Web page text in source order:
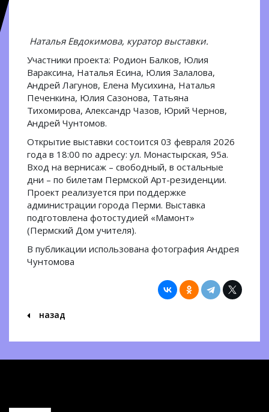
Наталья Евдокимова, куратор выставки.
Участники проекта: Родион Балков, Юлия
Вараксина, Наталья Есина, Юлия Залалова,
Андрей Лагунов, Елена Мусихина, Наталья
Печенкина, Юлия Сазонова, Татьяна
Тихомирова, Александр Чазов, Юрий Чернов,
Андрей Чунтомов.
Открытие выставки состоится 03 февраля 2026
года в 18:00 по адресу: ул. Монастырская, 95а.
Вход на вернисаж – свободный, в остальные
дни – по билетам Пермской Арт-резиденции.
Проект реализуется при поддержке
администрации города Перми. Выставка
подготовлена фотостудией «Мамонт»
(Пермский Дом учителя).
В публикации использована фотография Андрея
Чунтомова
назад